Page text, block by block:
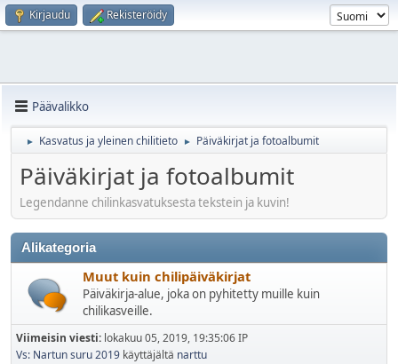
Kirjaudu Rekisteröidy
Päävalikko
► Kasvatus ja yleinen chilitieto ► Päiväkirjat ja fotoalbumit
Päiväkirjat ja fotoalbumit
Legendanne chilinkasvatuksesta tekstein ja kuvin!
Alikategoria
Muut kuin chilipäiväkirjat
Päiväkirja-alue, joka on pyhitetty muille kuin
chilikasveille.
Viimeisin viesti: lokakuu 05, 2019, 19:35:06 IP
Vs: Nartun suru 2019 käyttäjältä narttu